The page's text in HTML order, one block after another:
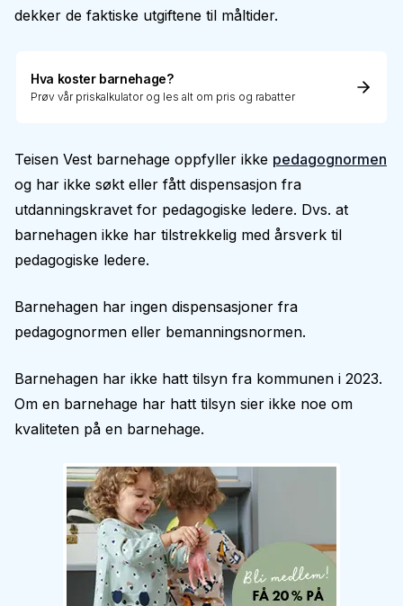
dekker de faktiske utgiftene til måltider.
Hva koster barnehage?
Prøv vår priskalkulator og les alt om pris og rabatter
Teisen Vest barnehage oppfyller ikke pedagognormen
og har ikke søkt eller fått dispensasjon fra
utdanningskravet for pedagogiske ledere. Dvs. at
barnehagen ikke har tilstrekkelig med årsverk til
pedagogiske ledere.
Barnehagen har ingen dispensasjoner fra
pedagognormen eller bemanningsnormen.
Barnehagen har ikke hatt tilsyn fra kommunen i 2023.
Om en barnehage har hatt tilsyn sier ikke noe om
kvaliteten på en barnehage.